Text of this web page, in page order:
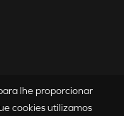
lhe proporcionar
cookies utilizamos